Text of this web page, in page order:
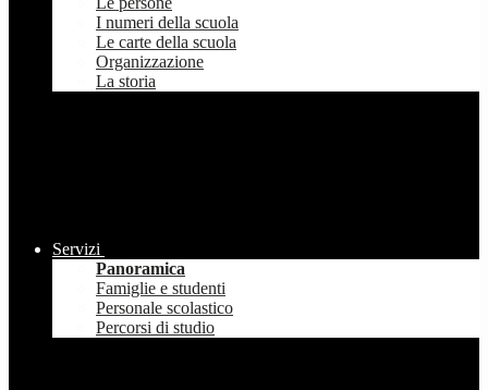
I numeri della scuola
Le carte della scuola
Organizzazione
La storia
Servizi
Panoramica
Famiglie e studenti
Personale scolastico
Percorsi di studio